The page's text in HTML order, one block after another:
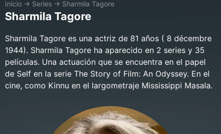
Inicio → Series → Sharmila Tagore
Sharmila Tagore
Sharmila Tagore es una actriz de 81 años ( 8 décembre
1944). Sharmila Tagore ha aparecido en 2 series y 35
películas. Una actuación que se encuentra en el papel
de Self en la serie The Story of Film: An Odyssey. En el
cine, como Kinnu en el largometraje Mississippi Masala.